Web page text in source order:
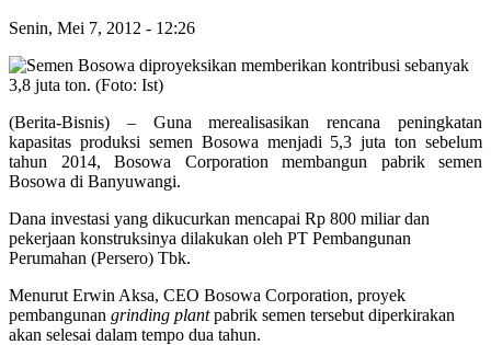
Senin, Mei 7, 2012 - 12:26
(Berita-Bisnis) – Guna merealisasikan rencana peningkatan
kapasitas produksi semen Bosowa menjadi 5,3 juta ton sebelum
tahun 2014, Bosowa Corporation membangun pabrik semen
Bosowa di Banyuwangi.
Dana investasi yang dikucurkan mencapai Rp 800 miliar dan
pekerjaan konstruksinya dilakukan oleh PT Pembangunan
Perumahan (Persero) Tbk.
Menurut Erwin Aksa, CEO Bosowa Corporation, proyek
pembangunan grinding plantpabrik semen tersebut diperkirakan
akan selesai dalam tempo dua tahun.